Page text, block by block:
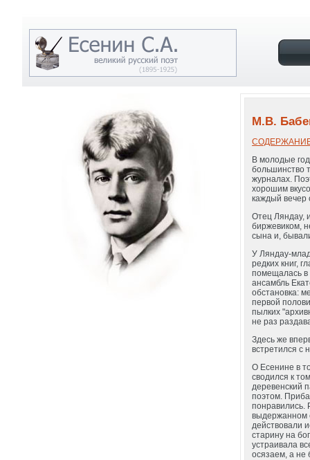
M.В.
В молодые
большинство
журналах.
хорошим
каждый вечер
Отец Ляндау,
биржевиком,
сына и,
У Ляндау-
редких книг,
помещалась в
ансамбль
обстановка:
первой
пылких
не раз
Здесь же
встретился с
О Есенине в
сводился к
деревенский
поэтом.
понравились.
выдержанном
действовали
старину на
устраивала
осязаем, а не